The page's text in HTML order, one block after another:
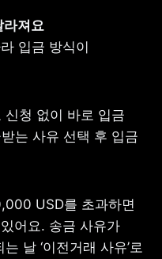
입금 방식이
는 사유 선택 후 입금
USD를 초과하면
어요. 송금 사유가
날 ‘이전거래 사유’로